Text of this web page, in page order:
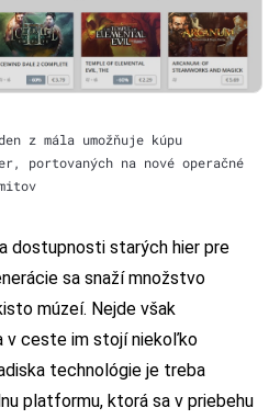
z mála umožňuje kúpu
portovaných na nové operačné
dostupnosti starých hier pre
sa snaží množstvo
múzeí. Nejde však
v ceste im stojí niekoľko
technológie je treba
platformu, ktorá sa v priebehu